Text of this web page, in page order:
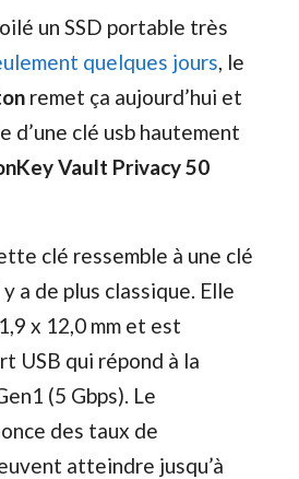
un SSD portable très
quelques jours, le
remet ça aujourd’hui et
d’une clé usb hautement
Vault Privacy 50
clé ressemble à une clé
a de plus classique. Elle
x 12,0 mm et est
USB qui répond à la
(5 Gbps). Le
des taux de
atteindre jusqu’à